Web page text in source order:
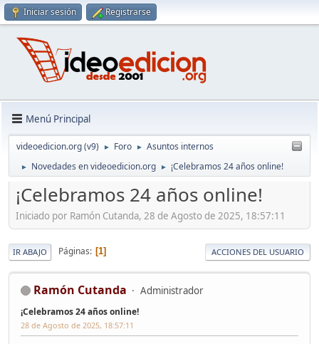
Iniciar sesión Registrarse
Menú Principal
videoedicion.org (v9) ► Foro ► Asuntos internos
► Novedades en videoedicion.org ► ¡Celebramos 24 años online!
¡Celebramos 24 años online!
Iniciado por Ramón Cutanda, 28 de Agosto de 2025, 18:57:11
IR ABAJO Páginas 1 ACCIONES DEL USUARIO
Ramón Cutanda Administrador
¡Celebramos 24 años online!
28 de Agosto de 2025, 18:57:11